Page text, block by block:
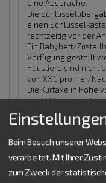
eine Absprache.
Die
einen
rechtzeitig vor der
Ein Babybett/
Verfügung gestellt
Haustiere sind nicht
von XX€ pro Tier/
Die Kurtaxe in Höhe
vor Ort berechnet.
Weitere anfallende
Ausstattung: 1
WC und Dusche,
Belegung: 1-5
Beim Besuch unserer
verarbeitet. Mit Ihrer
zum Zweck der